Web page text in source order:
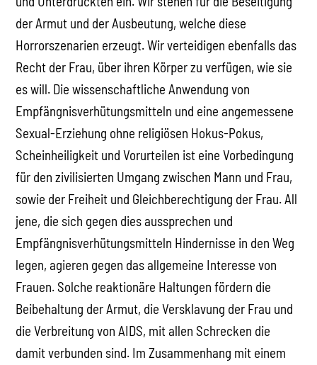
der Armut und der Ausbeutung, welche diese
Horrorszenarien erzeugt. Wir verteidigen ebenfalls das
Recht der Frau, über ihren Körper zu verfügen, wie sie
es will. Die wissenschaftliche Anwendung von
Empfängnisverhütungsmitteln und eine angemessene
Sexual-Erziehung ohne religiösen Hokus-Pokus,
Scheinheiligkeit und Vorurteilen ist eine Vorbedingung
für den zivilisierten Umgang zwischen Mann und Frau,
sowie der Freiheit und Gleichberechtigung der Frau. All
jene, die sich gegen dies aussprechen und
Empfängnisverhütungsmitteln Hindernisse in den Weg
legen, agieren gegen das allgemeine Interesse von
Frauen. Solche reaktionäre Haltungen fördern die
Beibehaltung der Armut, die Versklavung der Frau und
die Verbreitung von AIDS, mit allen Schrecken die
damit verbunden sind. Im Zusammenhang mit einem